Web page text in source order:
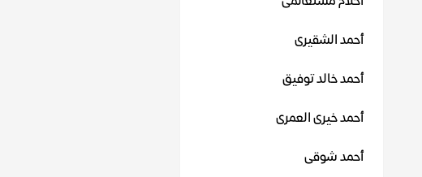
أحمد الشقيرى
أحمد خالد توفيق
أحمد خيرى العمرى
أحمد شوقى